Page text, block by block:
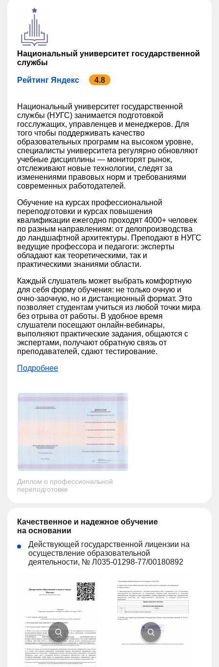
Национальный университет государственной
службы
Рейтинг Яндекс 4.8
Национальный университет государственной
службы (НУГС) занимается подготовкой
госслужащих, управленцев и менеджеров. Для
того чтобы поддерживать качество
образовательных программ на высоком уровне,
специалисты университета регулярно обновляют
учебные дисциплины — мониторят рынок,
отслеживают новые технологии, следят за
изменениями правовых норм и требованиями
современных работодателей.
Обучение на курсах профессиональной
переподготовки и курсах повышения
квалификации ежегодно проходят 4000+ человек
по разным направлениям: от делопроизводства
до ландшафтной архитектуры. Преподают в НУГС
ведущие профессора и педагоги: эксперты
обладают как теоретическими, так и
практическими знаниями области.
Каждый слушатель может выбрать комфортную
для себя форму обучения: не только очную и
очно-заочную, но и дистанционный формат. Это
позволяет студентам учиться из любой точки мира
без отрыва от работы. В удобное время
слушатели посещают онлайн-вебинары,
выполняют практические задания, общаются с
экспертами, получают обратную связь от
преподавателей, сдают тестирование.
Подробнее
Диплом о профессиональной
переподготовке
Качественное и надежное обучение
на основании
Действующей государственной лицензии на
осуществление образовательной
деятельности, № Л035-01298-77/00180892